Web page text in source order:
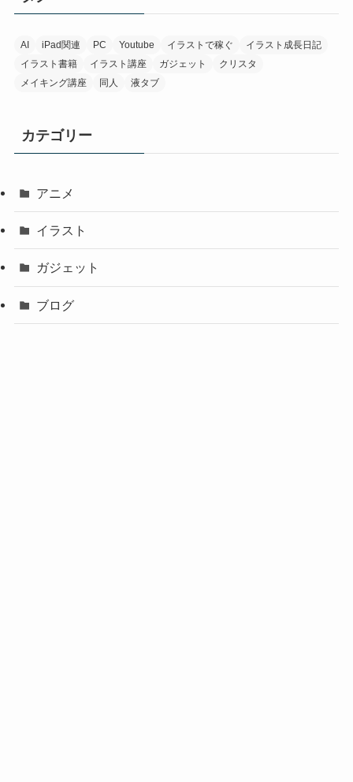
AI iPad関連 PC Youtube イラストで稼ぐ
イラスト成長日記
イラスト書籍
イラスト講座 ガジェット
クリスタ
メイキング講座
同人 液タブ
カテゴリー
アニメ
イラスト
ガジェット
ブログ